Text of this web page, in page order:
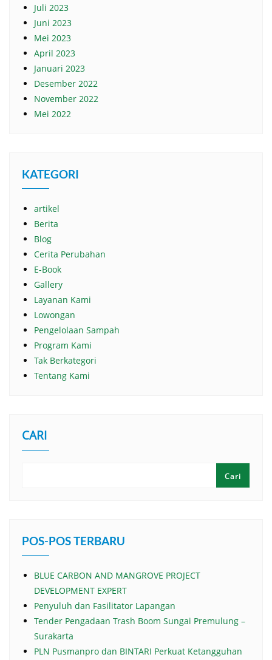
Juli 2023
Juni 2023
Mei 2023
April 2023
Januari 2023
Desember 2022
November 2022
Mei 2022
KATEGORI
artikel
Berita
Blog
Cerita Perubahan
E-Book
Gallery
Layanan Kami
Lowongan
Pengelolaan Sampah
Program Kami
Tak Berkategori
Tentang Kami
CARI
Cari
POS-POS TERBARU
BLUE CARBON AND MANGROVE PROJECT
DEVELOPMENT EXPERT
Penyuluh dan Fasilitator Lapangan
Tender Pengadaan Trash Boom Sungai Premulung –
Surakarta
PLN Pusmanpro dan BINTARI Perkuat Ketangguhan